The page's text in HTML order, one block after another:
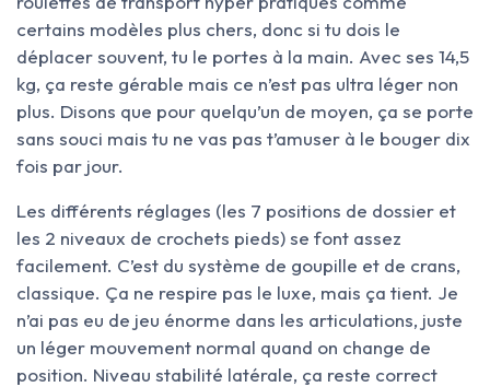
certains modèles plus chers, donc si tu dois le
déplacer souvent, tu le portes à la main. Avec ses 14,5
kg, ça reste gérable mais ce n’est pas ultra léger non
plus. Disons que pour quelqu’un de moyen, ça se porte
sans souci mais tu ne vas pas t’amuser à le bouger dix
fois par jour.
Les différents réglages (les 7 positions de dossier et
les 2 niveaux de crochets pieds) se font assez
facilement. C’est du système de goupille et de crans,
classique. Ça ne respire pas le luxe, mais ça tient. Je
n’ai pas eu de jeu énorme dans les articulations, juste
un léger mouvement normal quand on change de
position. Niveau stabilité latérale, ça reste correct